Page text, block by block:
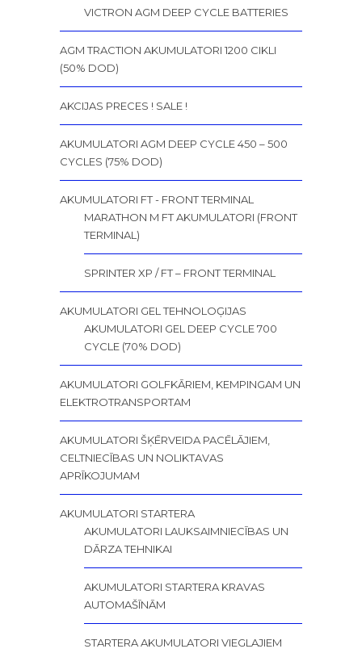
VICTRON AGM DEEP CYCLE BATTERIES
AGM TRACTION AKUMULATORI 1200 CIKLI
(50% DOD)
AKCIJAS PRECES ! SALE !
AKUMULATORI AGM DEEP CYCLE 450 – 500
CYCLES (75% DOD)
AKUMULATORI FT - FRONT TERMINAL
MARATHON M FT AKUMULATORI (FRONT
TERMINAL)
SPRINTER XP / FT – FRONT TERMINAL
AKUMULATORI GEL TEHNOLOĢIJAS
AKUMULATORI GEL DEEP CYCLE 700
CYCLE (70% DOD)
AKUMULATORI GOLFKĀRIEM, KEMPINGAM UN
ELEKTROTRANSPORTAM
AKUMULATORI ŠĶĒRVEIDA PACĒLĀJIEM,
CELTNIECĪBAS UN NOLIKTAVAS
APRĪKOJUMAM
AKUMULATORI STARTERA
AKUMULATORI LAUKSAIMNIECĪBAS UN
DĀRZA TEHNIKAI
AKUMULATORI STARTERA KRAVAS
AUTOMAŠĪNĀM
STARTERA AKUMULATORI VIEGLAJIEM